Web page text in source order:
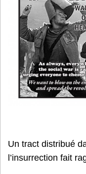
Un tract distribué
l’insurrection fait